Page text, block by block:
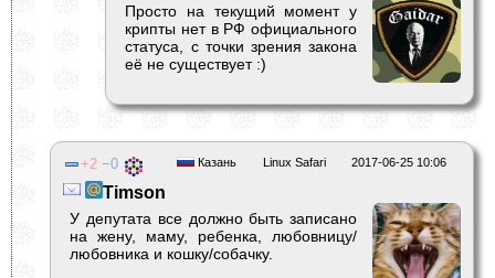
Просто на текущий момент у
крипты нет в РФ официального
статуса, с точки зрения закона
её не существует :)
2017-06-25 10:06
Linux Safari
Казань
2 0
Timson
У депутата все должно быть записано
на жену, маму, ребенка, любовницу/
любовника и кошку/собачку.